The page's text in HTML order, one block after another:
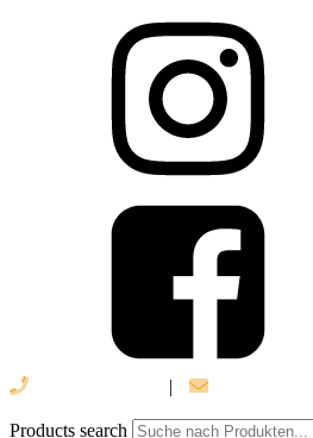
|
Products search